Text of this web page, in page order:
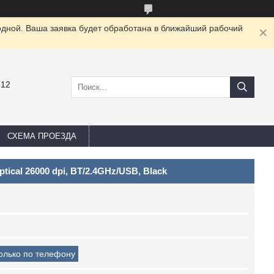
Ваша заявка будет обработана в ближайший рабочий
СХЕМА ПРОЕЗДА
26000 dpi, BT/2.4GHz/USB, Black
по телефону